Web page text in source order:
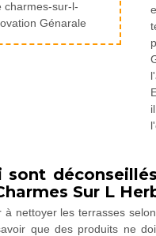
sont
Sur L
nettoyer les terrasses
que des produits ne